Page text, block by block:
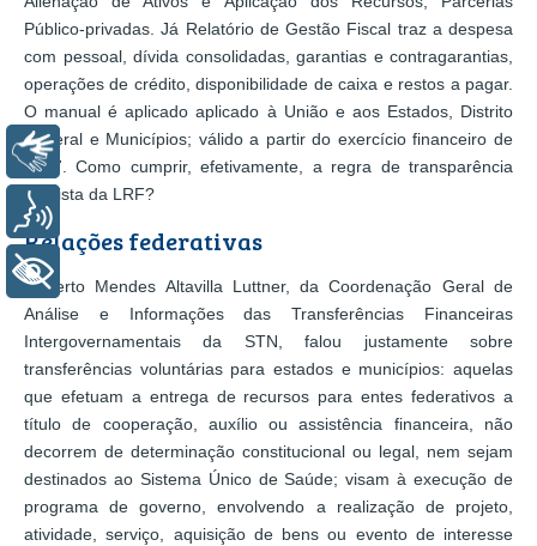
Público-privadas. Já Relatório de Gestão Fiscal traz a despesa
com pessoal, dívida consolidadas, garantias e contragarantias,
operações de crédito, disponibilidade de caixa e restos a pagar.
O manual é aplicado aplicado à União e aos Estados, Distrito
Federal e Municípios; válido a partir do exercício financeiro de
2017. Como cumprir, efetivamente, a regra de transparência
prevista da LRF?
Relações federativas
Roberto Mendes Altavilla Luttner, da Coordenação Geral de
Análise e Informações das Transferências Financeiras
Intergovernamentais da STN, falou justamente sobre
transferências voluntárias para estados e municípios: aquelas
que efetuam a entrega de recursos para entes federativos a
título de cooperação, auxílio ou assistência financeira, não
decorrem de determinação constitucional ou legal, nem sejam
destinados ao Sistema Único de Saúde; visam à execução de
programa de governo, envolvendo a realização de projeto,
atividade, serviço, aquisição de bens ou evento de interesse
Libras